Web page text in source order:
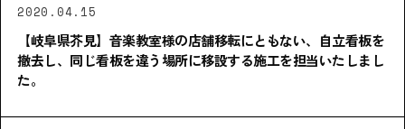
2020.04.15
【岐阜県芥見】音楽教室様の店舗移転にともない、自立看板を
撤去し、同じ看板を違う場所に移設する施工を担当いたしまし
た。